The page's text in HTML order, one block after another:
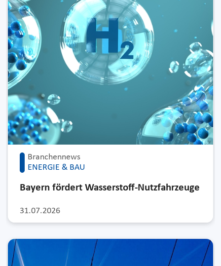
Branchennews
ENERGIE & BAU
31.07.2026
Bayern fördert Wasserstoff-Nutzfahrzeuge